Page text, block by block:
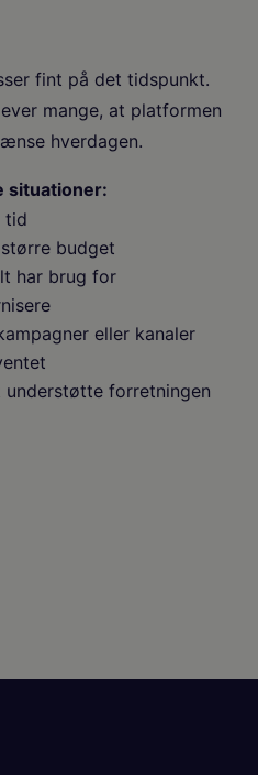
fint på det tidspunkt.
mange, at platformen
hverdagen.
situationer:
tid
budget
har brug for
eller kanaler
forretningen